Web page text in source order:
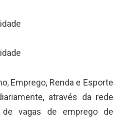
Emprego, Renda e Esporte
através da rede
vagas de emprego de